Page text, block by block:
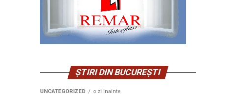
ȘTIRI DIN BUCUREȘTI
UNCATEGORIZED o zi inainte